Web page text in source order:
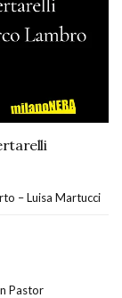
– Luisa Martucci
Pastor